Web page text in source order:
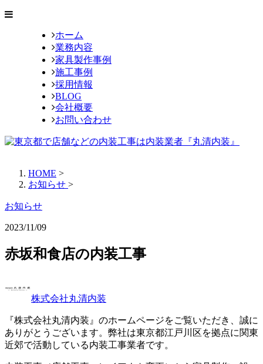
ホーム
業務内容
家具製作事例
施工事例
採用情報
BLOG
会社概要
お問い合わせ
HOME >
お知らせ >
お知らせ
2023/11/09
赤坂和食店の内装工事
株式会社丸清内装
『株式会社丸清内装』のホームページをご覧いただき、誠に
ありがとうございます。弊社は東京都江戸川区を拠点に関東
近郊で活動している内装工事業者です。